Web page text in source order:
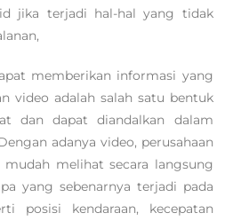
jika terjadi hal-hal yang tidak
memberikan informasi yang
video adalah salah satu bentuk
dan dapat diandalkan dalam
adanya video, perusahaan
mudah melihat secara langsung
yang sebenarnya terjadi pada
posisi kendaraan, kecepatan